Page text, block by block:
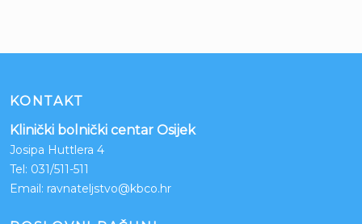
KONTAKT
Klinički bolnički centar Osijek
Josipa Huttlera 4
Tel: 031/511-511
Email: ravnateljstvo@kbco.hr